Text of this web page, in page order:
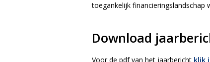
toegankelijk financieringslandschap
Download
Voor de pdf van het jaarbericht klik